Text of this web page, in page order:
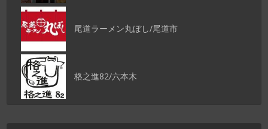
尾道ラーメン丸ぼし/尾道市
格之進82/六本木